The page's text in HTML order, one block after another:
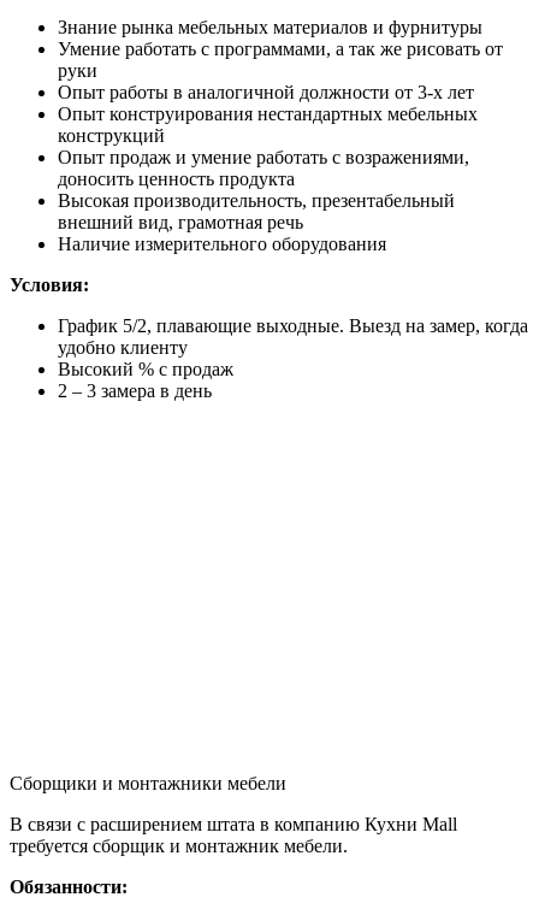
Знание рынка мебельных материалов и фурнитуры
Умение работать с программами, а так же рисовать от
руки
Опыт работы в аналогичной должности от 3-х лет
Опыт конструирования нестандартных мебельных
конструкций
Опыт продаж и умение работать с возражениями,
доносить ценность продукта
Высокая производительность, презентабельный
внешний вид, грамотная речь
Наличие измерительного оборудования
Условия:
График 5/2, плавающие выходные. Выезд на замер, когда
удобно клиенту
Высокий % с продаж
2 – 3 замера в день
Сборщики и монтажники мебели
В связи с расширением штата в компанию Кухни Mall
требуется сборщик и монтажник мебели.
Обязанности: